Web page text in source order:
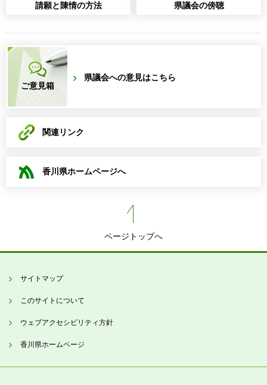
請願と陳情の方法 県議会の傍聴
ご意見箱
県議会への意見はこちら
関連リンク
香川県ホームページへ
ページトップへ
サイトマップ
このサイトについて
ウェブアクセシビリティ方針
香川県ホームページ